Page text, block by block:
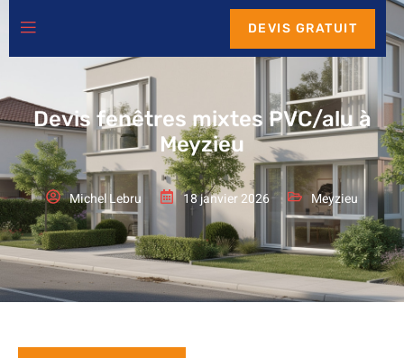
DEVIS GRATUIT
Devis fenêtres mixtes PVC/alu à
Meyzieu
Michel Lebru 18 janvier 2026 Meyzieu